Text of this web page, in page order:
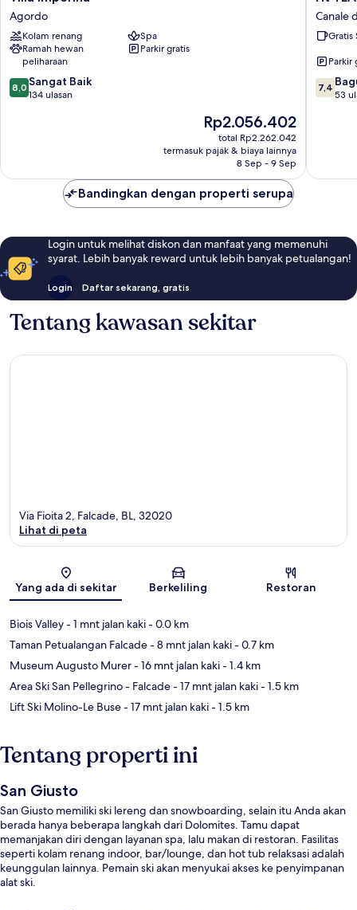
Imperina
Agordo
Agordo
Kolam renang
Spa
Ramah hewan
peliharaan
Parkir gratis
8.0
dari
8,0 Sangat Baik
134 ulasan
Harga
sekarang
Rp2.056.402
Rp2.056.402
total Rp2.262.042
termasuk pajak & biaya lainnya
8 Sep - 9 Sep
TEA
San
Canale
Gratis
Parkir
7.4
dari
7,4
53
Bandingkan dengan properti serupa
Login untuk melihat diskon dan manfaat yang memenuhi
syarat. Lebih banyak reward untuk lebih banyak petualangan!
Login Daftar sekarang, gratis
Tentang kawasan sekitar
Peta
Via Fioita 2, Falcade, BL, 32020
Lihat di peta
Yang ada di sekitar Berkeliling Restoran
Biois Valley- 1 mnt jalan kaki- 0.0 km
Taman Petualangan Falcade- 8 mnt jalan kaki- 0.7 km
Museum Augusto Murer- 16 mnt jalan kaki- 1.4 km
Area Ski San Pellegrino - Falcade- 17 mnt jalan kaki- 1.5 km
Lift Ski Molino-Le Buse- 17 mnt jalan kaki- 1.5 km
Tentang properti ini
San Giusto
San Giusto memiliki ski lereng dan snowboarding, selain itu Anda akan
berada hanya beberapa langkah dari Dolomites. Tamu dapat
memanjakan diri dengan layanan spa, lalu makan di restoran. Fasilitas
seperti kolam renang indoor, bar/lounge, dan hot tub relaksasi adalah
keunggulan lainnya. Pemain ski akan menyukai akses ke penyimpanan
alat ski.